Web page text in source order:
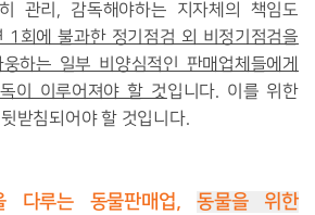
관리, 감독해야하는 지자체의 책임도
1회에 불과한 정기점검 외 비정기점검을
하는 일부 비양심적인 판매업체들에게
이 이루어져야 할 것입니다. 이를 위한
받침되어야 할 것입니다.
다루는동물판매업,동물을 위한